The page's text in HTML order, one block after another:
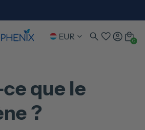
EUR 0
ce que le
?